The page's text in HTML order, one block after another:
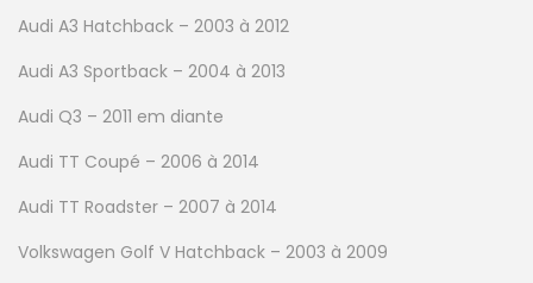
Audi A3 Hatchback – 2003 à 2012
Audi A3 Sportback – 2004 à 2013
Audi Q3 – 2011 em diante
Audi TT Coupé – 2006 à 2014
Audi TT Roadster – 2007 à 2014
Volkswagen Golf V Hatchback – 2003 à 2009